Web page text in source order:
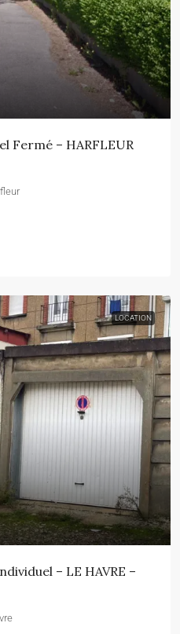
Fermé – HARFLEUR
LOCATION
– LE HAVRE –